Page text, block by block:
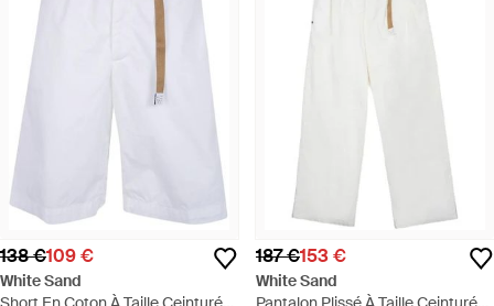
138 €109 €
White Sand
187 €153 €
White Sand